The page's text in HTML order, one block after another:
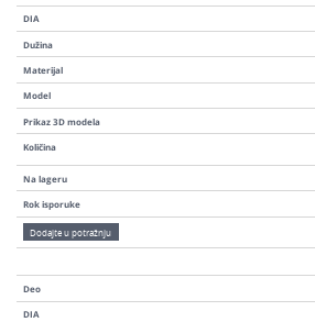
DIA
Dužina
Materijal
Model
Prikaz 3D modela
Količina
Na lageru
Rok isporuke
Dodajte u potražnju
Deo
DIA